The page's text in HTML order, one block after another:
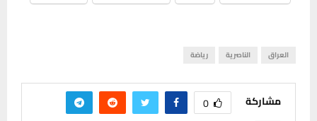
العراق الناصرية رياضة
مشاركة 0